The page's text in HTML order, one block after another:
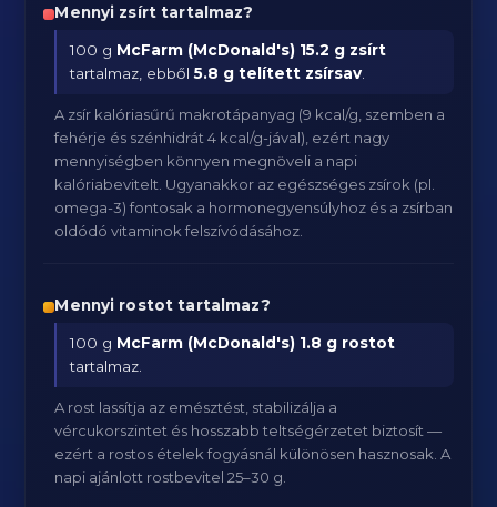
Mennyi zsírt tartalmaz?
100 g McFarm (McDonald's) 15.2 g zsírt
tartalmaz, ebből5.8 g telített zsírsav
A zsír kalóriasűrű makrotápanyag (9 kcal/g, szemben a
fehérje és szénhidrát 4 kcal/g-jával), ezért nagy
mennyiségben könnyen megnöveli a napi
kalóriabevitelt. Ugyanakkor az egészséges zsírok (pl.
omega-3) fontosak a hormonegyensúlyhoz és a zsírban
oldódó vitaminok felszívódásához.
Mennyi rostot tartalmaz?
100 g McFarm (McDonald's) 1.8 g rostot
tartalmaz.
A rost lassítja az emésztést, stabilizálja a
vércukorszintet és hosszabb teltségérzetet biztosít —
ezért a rostos ételek fogyásnál különösen hasznosak. A
napi ajánlott rostbevitel 25–30 g.